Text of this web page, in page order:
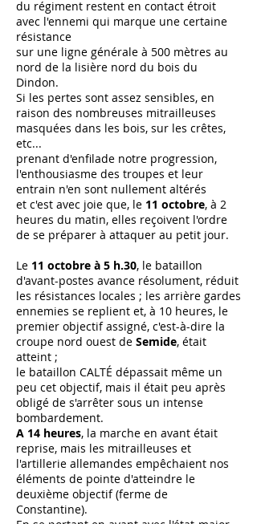
du régiment restent en contact étroit
avec l'ennemi qui marque une certaine
résistance
sur une ligne générale à 500 mètres au
nord de la lisière nord du bois du
Dindon.
Si les pertes sont assez sensibles, en
raison des nombreuses mitrailleuses
masquées dans les bois, sur les crêtes,
etc...
prenant d'enfilade notre progression,
l'enthousiasme des troupes et leur
entrain n'en sont nullement altérés
et c'est avec joie que, le 11 octobre, à 2
heures du matin, elles reçoivent l'ordre
de se préparer à attaquer au petit jour.
Le 11 octobre à 5 h.30, le bataillon
d'avant-postes avance résolument, réduit
les résistances locales ; les arrière gardes
ennemies se replient et, à 10 heures, le
premier objectif assigné, c'est-à-dire la
croupe nord ouest de Semide, était
atteint ;
le bataillon CALTÉ dépassait même un
peu cet objectif, mais il était peu après
obligé de s'arrêter sous un intense
bombardement.
A 14 heures, la marche en avant était
reprise, mais les mitrailleuses et
l'artillerie allemandes empêchaient nos
éléments de pointe d'atteindre le
deuxième objectif (ferme de
Constantine).